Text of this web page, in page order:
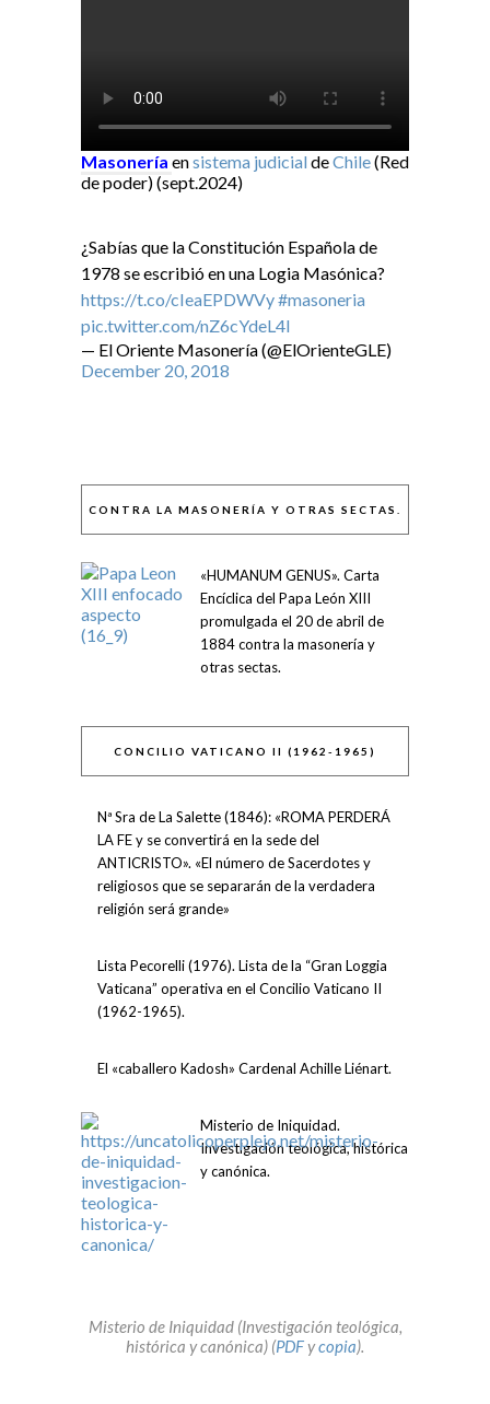
Masonería ensistema judicialdeChile(Red
de poder) (sept.2024)
¿Sabías que la Constitución Española de
1978 se escribió en una Logia Masónica?
https://t.co/cIeaEPDWVy#masoneria
pic.twitter.com/nZ6cYdeL4I
— El Oriente Masonería (@ElOrienteGLE)
December 20, 2018
CONTRA LA MASONERÍA Y OTRAS SECTAS.
«HUMANUM GENUS». Carta
Encíclica del Papa León XIII
promulgada el 20 de abril de
1884 contra la masonería y
otras sectas.
CONCILIO VATICANO II (1962-1965)
Nª Sra de La Salette (1846): «ROMA PERDERÁ
LA FE y se convertirá en la sede del
ANTICRISTO». «El número de Sacerdotes y
religiosos que se separarán de la verdadera
religión será grande»
Lista Pecorelli (1976). Lista de la “Gran Loggia
Vaticana” operativa en el Concilio Vaticano II
(1962-1965).
El «caballero Kadosh» Cardenal Achille Liénart.
Misterio de Iniquidad.
Investigación teológica, histórica
y canónica.
Misterio de Iniquidad (Investigación teológica,
histórica y canónica) (PDFycopia).